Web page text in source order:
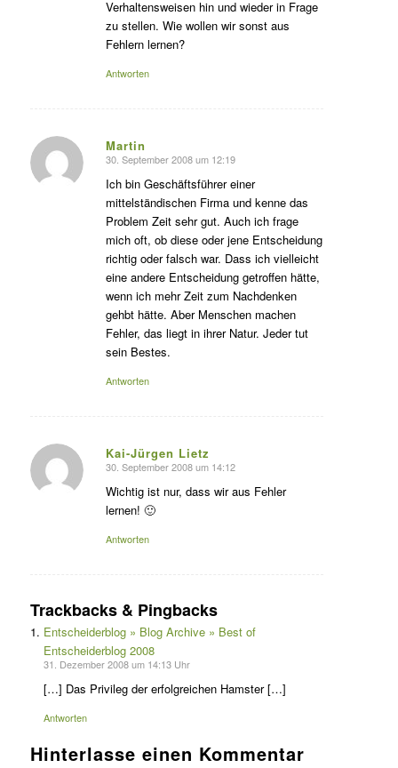
Verhaltensweisen hin und wieder in Frage
zu stellen. Wie wollen wir sonst aus
Fehlern lernen?
Antworten
Martin
s
agte:
30. September 2008 um 12:19
Ich bin Geschäftsführer einer
mittelständischen Firma und kenne das
Problem Zeit sehr gut. Auch ich frage
mich oft, ob diese oder jene Entscheidung
richtig oder falsch war. Dass ich vielleicht
eine andere Entscheidung getroffen hätte,
wenn ich mehr Zeit zum Nachdenken
gehbt hätte. Aber Menschen machen
Fehler, das liegt in ihrer Natur. Jeder tut
sein Bestes.
Antworten
Kai-Jürgen Lietz
s
agte:
30. September 2008 um 14:12
Wichtig ist nur, dass wir aus Fehler
lernen! 🙂
Antworten
Trackbacks & Pingbacks
Entscheiderblog » Blog Archive » Best of
Entscheiderblog 2008
31. Dezember 2008 um 14:13 Uhr
[…] Das Privileg der erfolgreichen Hamster […]
Antworten
Hinterlasse einen Kommentar